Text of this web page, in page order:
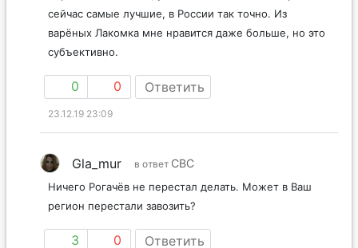
перестал её делать, увы. А из имеющихся в продаже
сейчас самые лучшие, в России так точно. Из
варёных Лакомка мне нравится даже больше, но это
0 0 Ответить
23.12.19 23:09
Gla_mur
Ничего Рогачёв не перестал делать. Может в Ваш